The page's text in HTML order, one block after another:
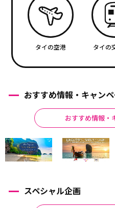
タイの空港 タイの
おすすめ情報・キャン
おすすめ情報・
スペシャル企画